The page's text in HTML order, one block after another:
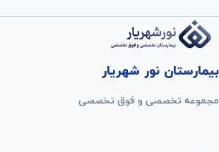
بیمارستان نور شهریار
مجموعه تخصصی و فوق تخصصی